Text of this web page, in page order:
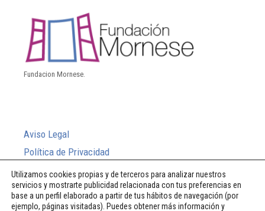
Fundacion Mornese.
Aviso Legal
Política de Privacidad
Política de Cookies
Sistema Interno de Información
Utilizamos cookies propias y de terceros para analizar nuestros
servicios y mostrarte publicidad relacionada con tus preferencias en
base a un perfil elaborado a partir de tus hábitos de navegación (por
ejemplo, páginas visitadas). Puedes obtener más información y